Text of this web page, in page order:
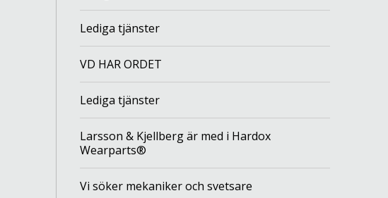
Lediga tjänster
VD HAR ORDET
Lediga tjänster
Larsson & Kjellberg är med i Hardox
Wearparts®
Vi söker mekaniker och svetsare